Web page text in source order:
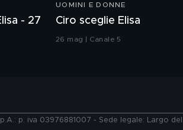
- 27
UOMINI E DONNE
Ciro sceglie Elisa
26 mag | Canale 5
p. iva 03976881007 - Sede legale: Largo